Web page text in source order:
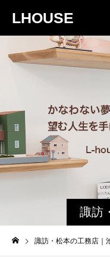
LHOUSE
諏訪
の社
諏訪・松本の工務店｜